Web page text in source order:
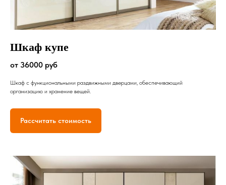
Шкаф купе
от 36000 руб
Шкаф с функциональными раздвижными дверцами, обеспечивающий
организацию и хранение вещей.
Рассчитать стоимость